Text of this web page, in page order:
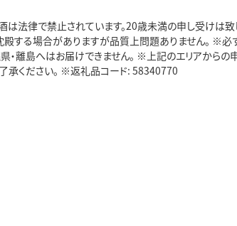
法律で禁止されています。20歳未満の申し受けは
する場合がありますが品質上問題ありません。 ※
離島へはお届けできません。 ※上記のエリアからの
了承ください。 ※返礼品コード: 58340770